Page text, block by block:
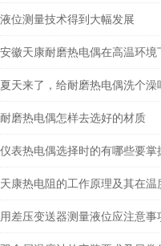
液位测量技术得到大幅发展
夏天来了，给耐磨热电偶洗个澡
耐磨热电偶怎样去选好的材质
用差压变送器测量液位应注意事